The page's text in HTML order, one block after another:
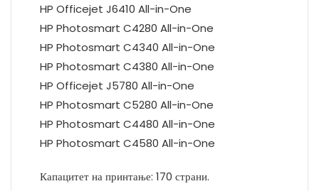
HP Officejet J6410 All-in-One
HP Photosmart C4280 All-in-One
HP Photosmart C4340 All-in-One
HP Photosmart C4380 All-in-One
HP Officejet J5780 All-in-One
HP Photosmart C5280 All-in-One
HP Photosmart C4480 All-in-One
HP Photosmart C4580 All-in-One
Капацитет на принтање: 170 страни.